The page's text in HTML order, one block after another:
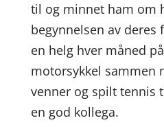
til og minnet ham om
begynnelsen av
en helg hver måned
motorsykkel sammen
venner og spilt tennis
en god kollega.